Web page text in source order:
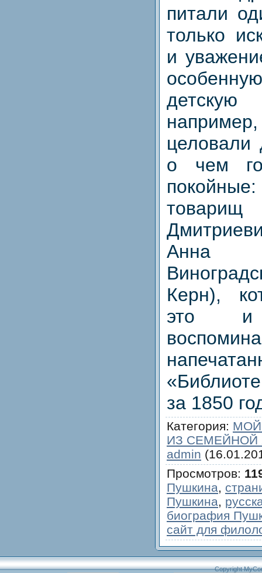
питали
только
и
детскую
целовали
о чем
Анна
Керн),
это
за 1850
Категория: МОЙ
ИЗ СЕМЕЙНОЙ
admin
Просмотров:
Пушкина,
Пушкина,
биография
сайт для
Copyright